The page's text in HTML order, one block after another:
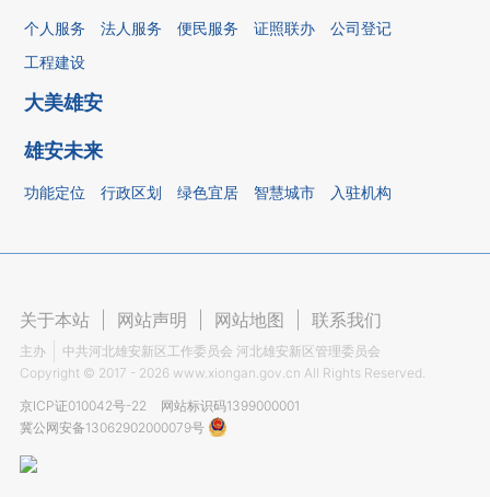
个人服务 法人服务 便民服务 证照联办
公司登记
工程建设
大美雄安
雄安未来
功能定位 行政区划 绿色宜居 智慧城市 入驻机构
关于本站 网站声明 网站地图 联系我们
主办
中共河北雄安新区工作委员会 河北雄安新区管理委员会
Copyright © 2017 - 2026 www.xiongan.gov.cn All Rights Reserved.
京ICP证010042号-22
网站标识码1399000001
冀公网安备13062902000079号